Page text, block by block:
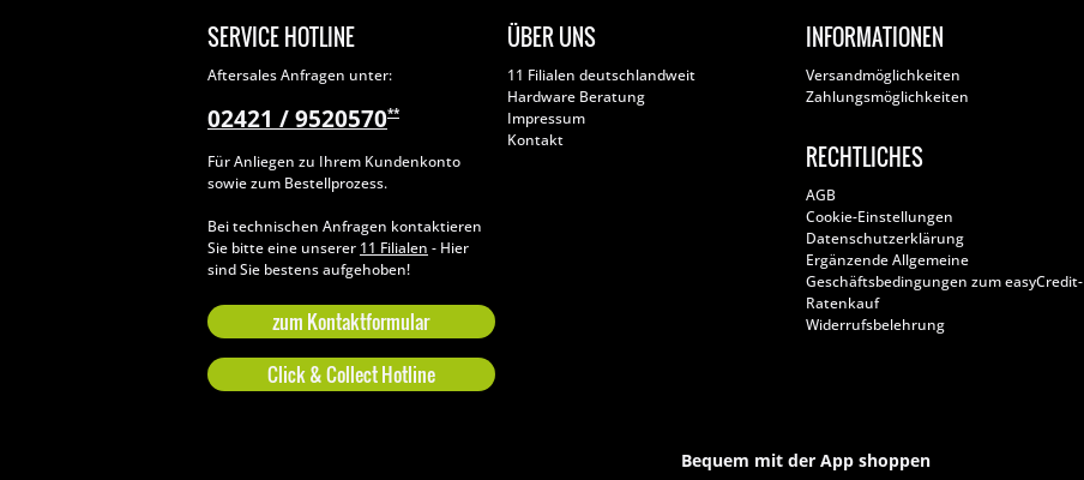
SERVICE HOTLINE
Aftersales Anfragen unter:
02421 / 9520570**
Für Anliegen zu Ihrem Kundenkonto
sowie zum Bestellprozess.
Bei technischen Anfragen kontaktieren
Sie bitte eine unserer 11 Filialen - Hier
sind Sie bestens aufgehoben!
zum Kontaktformular
Click & Collect Hotline
ÜBER UNS
11 Filialen deutschlandweit
Hardware Beratung
Impressum
Kontakt
INFORMATIONEN
Versandmöglichkeiten
Zahlungsmöglichkeiten
RECHTLICHES
AGB
Cookie-Einstellungen
Datenschutzerklärung
Ergänzende Allgemeine
Geschäftsbedingungen zum easyCredit-
Ratenkauf
Widerrufsbelehrung
Bequem mit der App shoppen